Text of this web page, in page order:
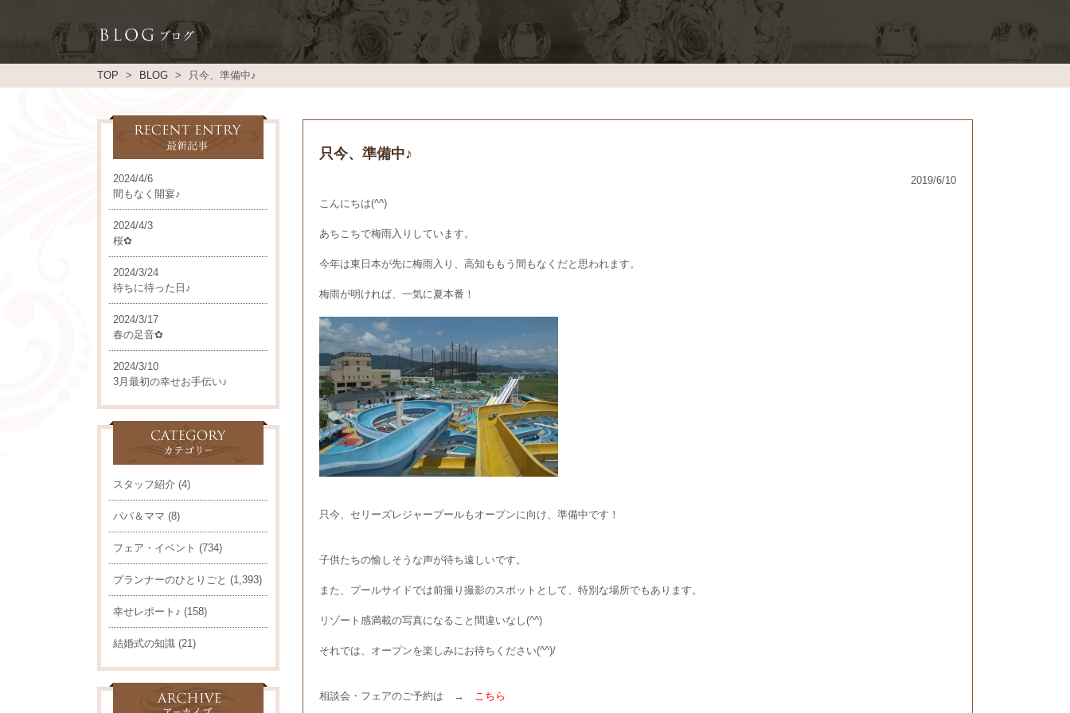
TOP BLOG 只今、準備中♪
2024/4/6
間もなく開宴♪
2024/4/3
桜✿
2024/3/24
待ちに待った日♪
2024/3/17
春の足音✿
2024/3/10
3月最初の幸せお手伝い♪
スタッフ紹介 (4)
パパ＆ママ (8)
フェア・イベント (734)
プランナーのひとりごと (1,393)
幸せレポート♪ (158)
結婚式の知識 (21)
只今、準備中♪
2019/6/10
こんにちは(^^)
あちこちで梅雨入りしています。
今年は東日本が先に梅雨入り、高知ももう間もなくだと思われます。
梅雨が明ければ、一気に夏本番！
只今、セリーズレジャープールもオープンに向け、準備中です！
子供たちの愉しそうな声が待ち遠しいです。
また、プールサイドでは前撮り撮影のスポットとして、特別な場所でもあります。
リゾート感満載の写真になること間違いなし(^^)
それでは、オープンを楽しみにお待ちください(^^)/
相談会・フェアのご予約は → こちら